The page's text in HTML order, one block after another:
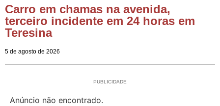
Carro em chamas na avenida,
terceiro incidente em 24 horas em
Teresina
5 de agosto de 2026
PUBLICIDADE
Anúncio não encontrado.